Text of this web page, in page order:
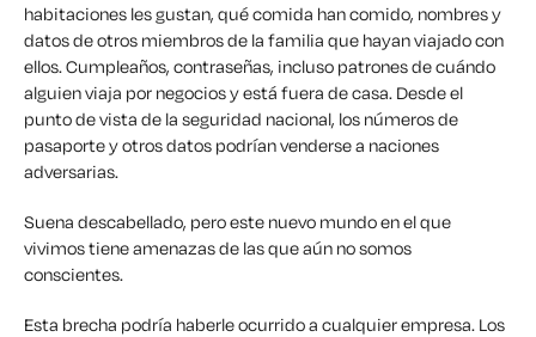
habitaciones les gustan, qué comida han comido, nombres y
datos de otros miembros de la familia que hayan viajado con
ellos. Cumpleaños, contraseñas, incluso patrones de cuándo
alguien viaja por negocios y está fuera de casa. Desde el
punto de vista de la seguridad nacional, los números de
pasaporte y otros datos podrían venderse a naciones
adversarias.
Suena descabellado, pero este nuevo mundo en el que
vivimos tiene amenazas de las que aún no somos
conscientes.
Esta brecha podría haberle ocurrido a cualquier empresa. Los